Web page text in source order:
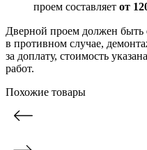
проем составляет от
Дверной проем должен быть
в противном случае,
за доплату, стоимость
работ.
Похожие товары